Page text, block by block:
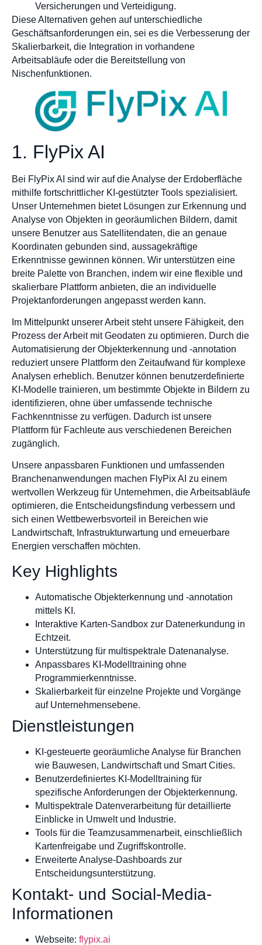
Versicherungen und Verteidigung.
Diese Alternativen gehen auf unterschiedliche
Geschäftsanforderungen ein, sei es die Verbesserung der
Skalierbarkeit, die Integration in vorhandene
Arbeitsabläufe oder die Bereitstellung von
Nischenfunktionen.
1. FlyPix AI
Bei FlyPix AI sind wir auf die Analyse der Erdoberfläche
mithilfe fortschrittlicher KI-gestützter Tools spezialisiert.
Unser Unternehmen bietet Lösungen zur Erkennung und
Analyse von Objekten in georäumlichen Bildern, damit
unsere Benutzer aus Satellitendaten, die an genaue
Koordinaten gebunden sind, aussagekräftige
Erkenntnisse gewinnen können. Wir unterstützen eine
breite Palette von Branchen, indem wir eine flexible und
skalierbare Plattform anbieten, die an individuelle
Projektanforderungen angepasst werden kann.
Im Mittelpunkt unserer Arbeit steht unsere Fähigkeit, den
Prozess der Arbeit mit Geodaten zu optimieren. Durch die
Automatisierung der Objekterkennung und -annotation
reduziert unsere Plattform den Zeitaufwand für komplexe
Analysen erheblich. Benutzer können benutzerdefinierte
KI-Modelle trainieren, um bestimmte Objekte in Bildern zu
identifizieren, ohne über umfassende technische
Fachkenntnisse zu verfügen. Dadurch ist unsere
Plattform für Fachleute aus verschiedenen Bereichen
zugänglich.
Unsere anpassbaren Funktionen und umfassenden
Branchenanwendungen machen FlyPix AI zu einem
wertvollen Werkzeug für Unternehmen, die Arbeitsabläufe
optimieren, die Entscheidungsfindung verbessern und
sich einen Wettbewerbsvorteil in Bereichen wie
Landwirtschaft, Infrastrukturwartung und erneuerbare
Energien verschaffen möchten.
Key Highlights
Automatische Objekterkennung und -annotation
mittels KI.
Interaktive Karten-Sandbox zur Datenerkundung in
Echtzeit.
Unterstützung für multispektrale Datenanalyse.
Anpassbares KI-Modelltraining ohne
Programmierkenntnisse.
Skalierbarkeit für einzelne Projekte und Vorgänge
auf Unternehmensebene.
Dienstleistungen
KI-gesteuerte georäumliche Analyse für Branchen
wie Bauwesen, Landwirtschaft und Smart Cities.
Benutzerdefiniertes KI-Modelltraining für
spezifische Anforderungen der Objekterkennung.
Multispektrale Datenverarbeitung für detaillierte
Einblicke in Umwelt und Industrie.
Tools für die Teamzusammenarbeit, einschließlich
Kartenfreigabe und Zugriffskontrolle.
Erweiterte Analyse-Dashboards zur
Entscheidungsunterstützung.
Kontakt- und Social-Media-
Informationen
Webseite: flypix.ai